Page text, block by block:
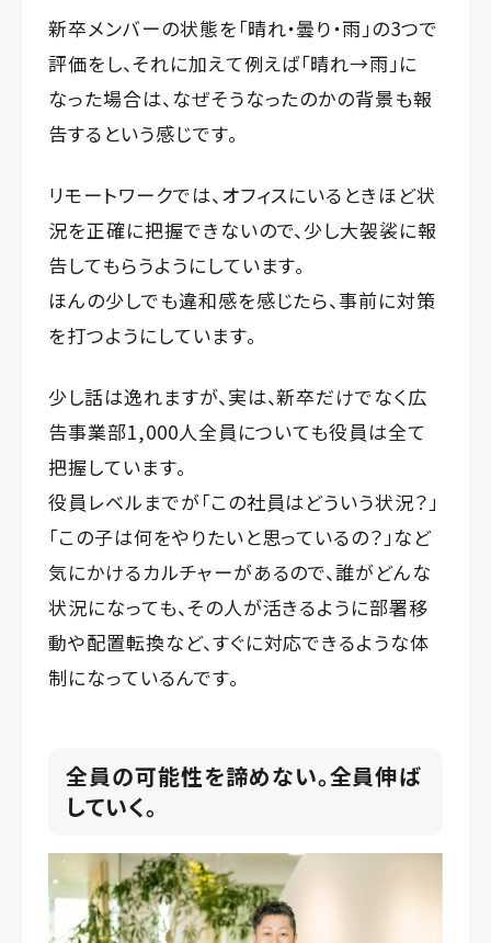
新卒メンバーの状態を「晴れ・曇り・雨」の3つで
評価をし、それに加えて例えば「晴れ→雨」に
なった場合は、なぜそうなったのかの背景も報
告するという感じです。
リモートワークでは、オフィスにいるときほど状
況を正確に把握できないので、少し大袈裟に報
告してもらうようにしています。
ほんの少しでも違和感を感じたら、事前に対策
を打つようにしています。
少し話は逸れますが、実は、新卒だけでなく広
告事業部1,000人全員についても役員は全て
把握しています。
役員レベルまでが「この社員はどういう状況？」
「この子は何をやりたいと思っているの？」など
気にかけるカルチャーがあるので、誰がどんな
状況になっても、その人が活きるように部署移
動や配置転換など、すぐに対応できるような体
制になっているんです。
全員の可能性を諦めない。全員伸ば
していく。